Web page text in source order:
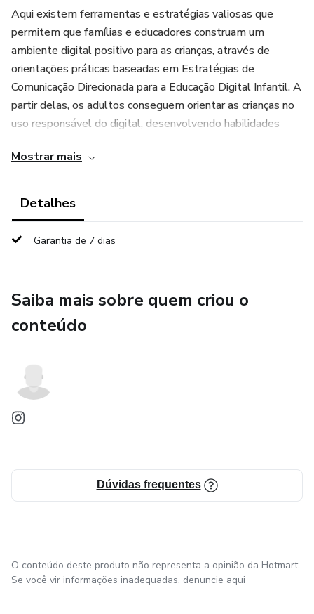
Aqui existem ferramentas e estratégias valiosas que
permitem que famílias e educadores construam um
ambiente digital positivo para as crianças, através de
orientações práticas baseadas em Estratégias de
Comunicação Direcionada para a Educação Digital Infantil. A
partir delas, os adultos conseguem orientar as crianças no
uso responsável do digital, desenvolvendo habilidades
confiança e segurança.
Num momento em que a tecnologia é uma parte essencial
preparados e equipados para guiar as crianças de maneira
comunicação aberta e aprender habilidades de resolução de
problemas, tudo em um marco de apoio e respeito mútuo.
Mostrar mais
Detalhes
Garantia de 7 dias
Saiba mais sobre quem criou o
conteúdo
Dúvidas frequentes
O conteúdo deste produto não representa a opinião da Hotmart.
Se você vir informações inadequadas, denuncie aqui